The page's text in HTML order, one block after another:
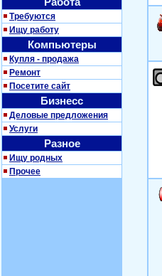
Требуются
Ищу работу
Компьютеры
Купля - продажа
Ремонт
Посетите сайт
Бизнесс
Деловые предложения
Услуги
Разное
Ищу родных
Прочее